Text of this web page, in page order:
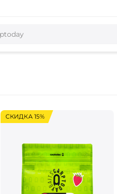
СКИДКА 15%